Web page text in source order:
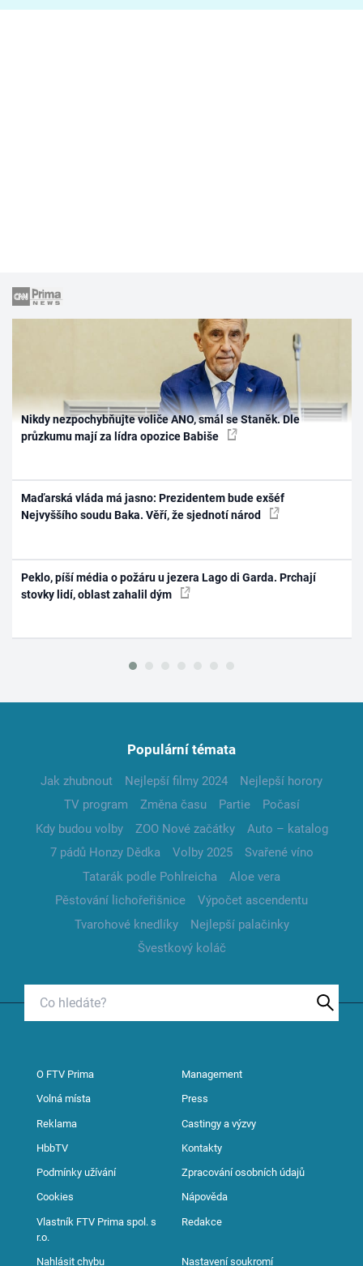
Nikdy nezpochybňujte voliče ANO, smál se Staněk. Dle
průzkumu mají za lídra opozice Babiše
Maďarská vláda má jasno: Prezidentem bude exšéf
Nejvyššího soudu Baka. Věří, že sjednotí národ
Peklo, píší média o požáru u jezera Lago di Garda. Prchají
stovky lidí, oblast zahalil dým
Populární témata
Jak zhubnout Nejlepší filmy 2024
Nejlepší horory
TV program
Změna času Partie
Počasí
Kdy budou volby
ZOO Nové začátky
Auto – katalog
7 pádů Honzy Dědka
Volby 2025
Svařené víno
Tatarák podle Pohlreicha
Aloe vera
Pěstování lichořeřišnice
Výpočet ascendentu
Tvarohové knedlíky
Nejlepší palačinky
Švestkový koláč
O FTV Prima Management
Volná místa Press
Reklama Castingy a výzvy
HbbTV Kontakty
Podmínky užívání Zpracování osobních údajů
Cookies Nápověda
Vlastník FTV Prima spol. s
r.o.
Redakce
Nahlásit chybu Nastavení soukromí